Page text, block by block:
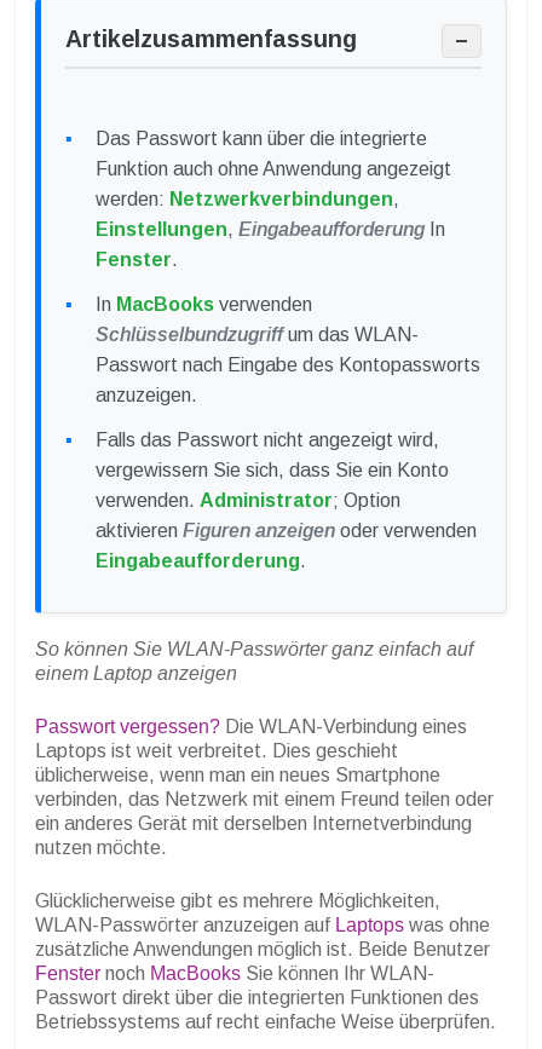
Artikelzusammenfassung −
Das Passwort kann über die integrierte
Funktion auch ohne Anwendung angezeigt
werden: Netzwerkverbindungen,
Einstellungen, Eingabeaufforderung In
Fenster.
In MacBooks verwenden
Schlüsselbundzugriffum das WLAN-
Passwort nach Eingabe des Kontopassworts
anzuzeigen.
Falls das Passwort nicht angezeigt wird,
vergewissern Sie sich, dass Sie ein Konto
verwenden. Administrator; Option
aktivieren Figuren anzeigen oder verwenden
Eingabeaufforderung.
So können Sie WLAN-Passwörter ganz einfach auf
einem Laptop anzeigen
Passwort vergessen? Die WLAN-Verbindung eines
Laptops ist weit verbreitet. Dies geschieht
üblicherweise, wenn man ein neues Smartphone
verbinden, das Netzwerk mit einem Freund teilen oder
ein anderes Gerät mit derselben Internetverbindung
nutzen möchte.
Glücklicherweise gibt es mehrere Möglichkeiten,
WLAN-Passwörter anzuzeigen auf Laptops was ohne
zusätzliche Anwendungen möglich ist. Beide Benutzer
Fenster noch MacBooks Sie können Ihr WLAN-
Passwort direkt über die integrierten Funktionen des
Betriebssystems auf recht einfache Weise überprüfen.